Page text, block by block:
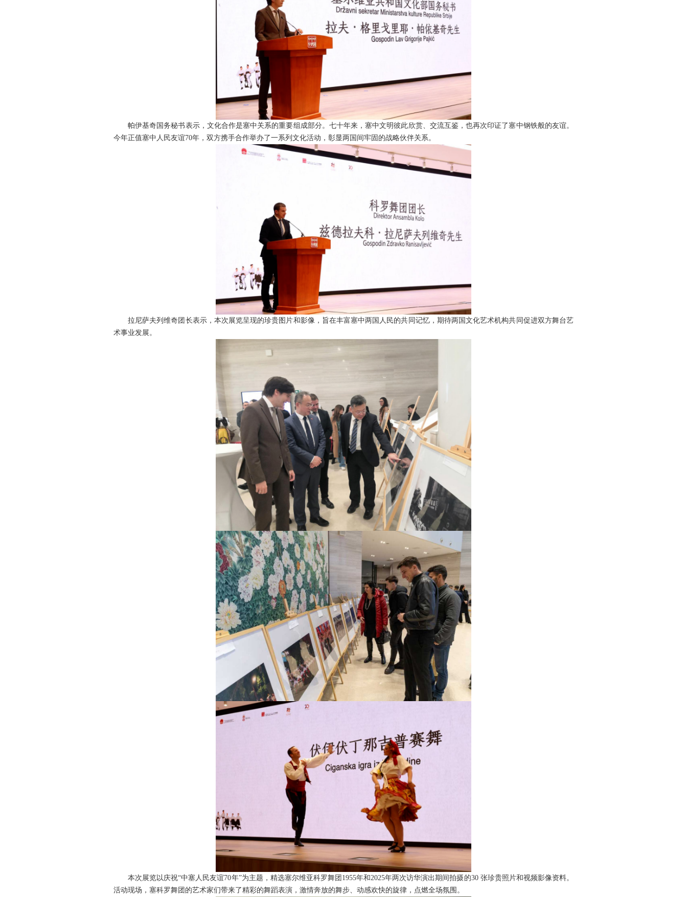
帕伊基奇国务秘书表示，文化合作是塞中关系的重要组成部分。七十年来，塞中文明彼此欣赏、交流互鉴，也再次印证了塞中钢铁般的友谊。
今年正值塞中人民友谊70年，双方携手合作举办了一系列文化活动，彰显两国间牢固的战略伙伴关系。
拉尼萨夫列维奇团长表示，本次展览呈现的珍贵图片和影像，旨在丰富塞中两国人民的共同记忆，期待两国文化艺术机构共同促进双方舞台艺
术事业发展。
本次展览以庆祝“中塞人民友谊70年”为主题，精选塞尔维亚科罗舞团1955年和2025年两次访华演出期间拍摄的30 张珍贵照片和视频影像资料。
活动现场，塞科罗舞团的艺术家们带来了精彩的舞蹈表演，激情奔放的舞步、动感欢快的旋律，点燃全场氛围。